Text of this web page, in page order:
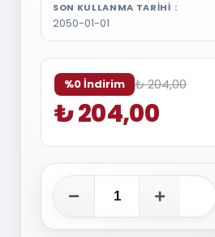
SON KULLANMA TARIHI
2050-01-01
%0 İndirim ₺ 204,00
₺ 204,00